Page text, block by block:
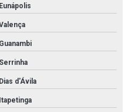
orçamento
Eunápolis
Guanambi
Serrinha
Dias d'Ávila
Itapetinga